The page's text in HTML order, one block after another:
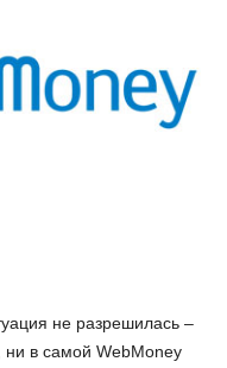
не разрешилась –
ни в самой WebMoney